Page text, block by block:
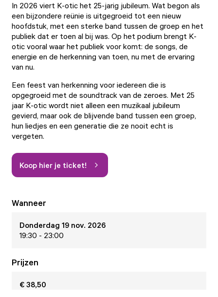
In 2026 viert K-otic het 25-jarig jubileum. Wat begon als
een bijzondere reünie is uitgegroeid tot een nieuw
hoofdstuk, met een sterke band tussen de groep en het
publiek dat er toen al bij was. Op het podium brengt K-
otic vooral waar het publiek voor komt: de songs, de
energie en de herkenning van toen, nu met de ervaring
van nu.
Een feest van herkenning voor iedereen die is
opgegroeid met de soundtrack van de zeroes. Met 25
jaar K-otic wordt niet alleen een muzikaal jubileum
gevierd, maar ook de blijvende band tussen een groep,
hun liedjes en een generatie die ze nooit echt is
vergeten.
Koop hier je ticket!
Wanneer
Donderdag 19 nov. 2026
19:30 - 23:00
Prijzen
€ 38,50